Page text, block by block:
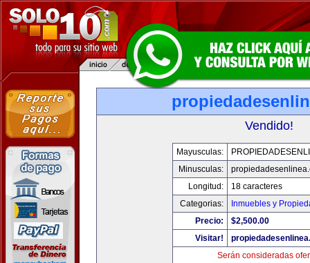
Vendido!
Mayusculas:
Minusculas:
Longitud:
18 caracteres
Categorias:
Inmuebles y
Precio:
$2,500.00
Visitar!
Serán consideradas